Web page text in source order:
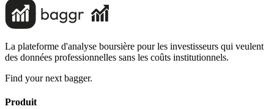
La plateforme d'analyse boursière pour les investisseurs qui veulent
des données professionnelles sans les coûts institutionnels.
Find your next bagger.
Produit